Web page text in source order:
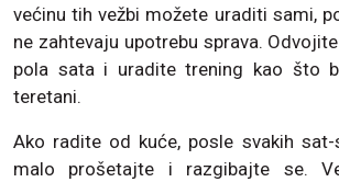
većinu tih vežbi možete uraditi sami,
ne zahtevaju upotrebu sprava.
pola sata i uradite trening kao što
teretani.
Ako radite od kuće, posle svakih
malo prošetajte i razgibajte se.